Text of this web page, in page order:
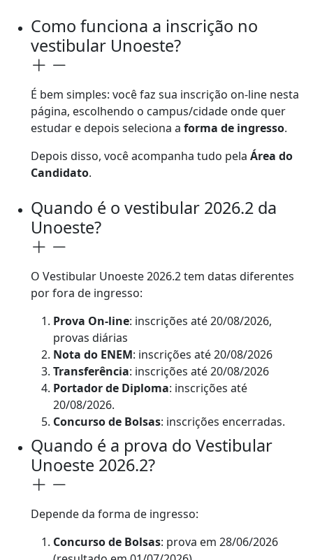
Como funciona a inscrição no
vestibular Unoeste?
É bem simples: você faz sua inscrição on-line nesta
página, escolhendo o campus/cidade onde quer
estudar e depois seleciona a forma de ingresso.
Depois disso, você acompanha tudo pela Área do
Candidato.
Quando é o vestibular 2026.2 da
Unoeste?
O Vestibular Unoeste 2026.2 tem datas diferentes
por fora de ingresso:
Prova On-line: inscrições até 20/08/2026,
provas diárias
Nota do ENEM: inscrições até 20/08/2026
Transferência: inscrições até 20/08/2026
Portador de Diploma: inscrições até
20/08/2026.
Concurso de Bolsas: inscrições encerradas.
Quando é a prova do Vestibular
Unoeste 2026.2?
Depende da forma de ingresso:
Concurso de Bolsas: prova em 28/06/2026